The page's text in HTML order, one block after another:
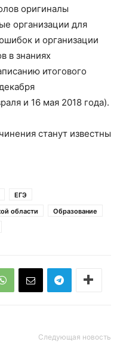
оригиналы
организации для
и организации
в знаниях
итогового
и 16 мая 2018 года).
станут известны
ЕГЭ
области
Образование
Следующая новость